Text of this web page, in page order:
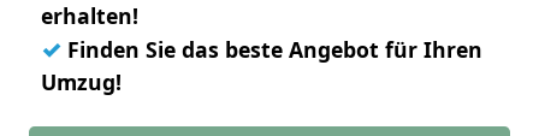
erhalten!
✓ Finden Sie das beste Angebot für Ihren
Umzug!